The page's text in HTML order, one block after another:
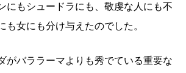
にもシュードラにも、敬虔な人にも不
も女にも分け与えたのでした。
バララーマよりも秀でている重要な